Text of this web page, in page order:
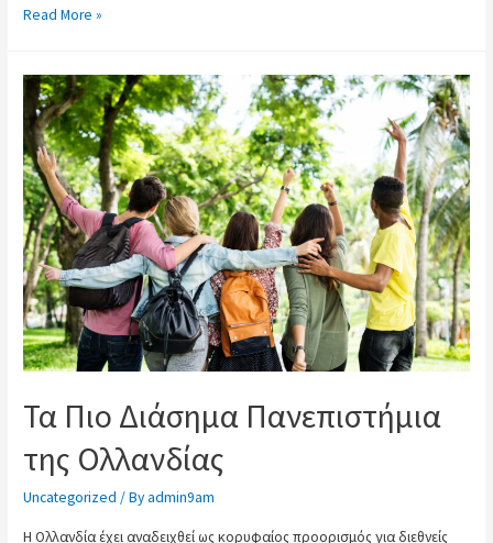
Read More »
Τα Πιο Διάσημα Πανεπιστήμια
της Ολλανδίας
Uncategorized / Byadmin9am
Η Ολλανδία έχει αναδειχθεί ως κορυφαίος προορισμός για διεθνείς